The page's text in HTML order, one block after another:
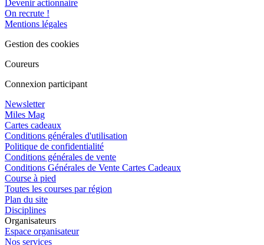
Devenir actionnaire
On recrute !
Mentions légales
Gestion des cookies
Coureurs
Connexion participant
Newsletter
Miles Mag
Cartes cadeaux
Conditions générales d'utilisation
Politique de confidentialité
Conditions générales de vente
Conditions Générales de Vente Cartes Cadeaux
Course à pied
Toutes les courses par région
Plan du site
Disciplines
Organisateurs
Espace organisateur
Nos services